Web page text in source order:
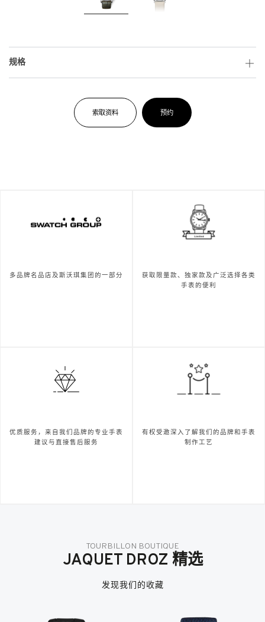
规格
索取资料 预约
多品牌名品店及斯沃琪集团的一部分
获取限量款、独家款及广泛选择各类
手表的便利
优质服务，来自我们品牌的专业手表
建议与直接售后服务
有权受邀深入了解我们的品牌和手表
制作工艺
TOURBILLON BOUTIQUE
JAQUET DROZ 精选
发现我们的收藏